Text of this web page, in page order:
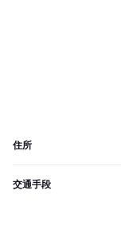
住所
交通手段